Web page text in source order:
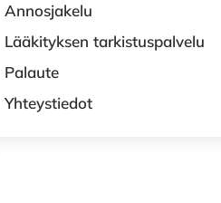
Annosjakelu
Lääkityksen tarkistuspalvelu
Palaute
Yhteystiedot